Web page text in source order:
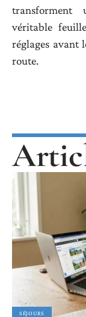
transforment
véritable
réglages avant
route.
SÉJOURS